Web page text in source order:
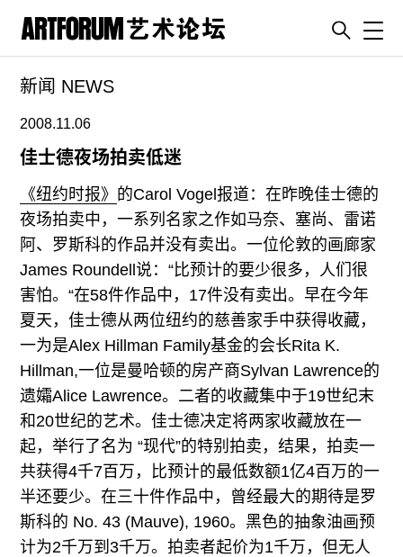
artguide
新闻
展评
杂志
专栏
视频
ENGLISH
ART & EDUCATION
广告
订阅
往期内容
联系我们
关注我们
新闻 NEWS
2008.11.06
佳士德夜场拍卖低迷
《纽约时报》 的Carol Vogel报道：在昨晚佳士德的
夜场拍卖中，一系列名家之作如马奈、塞尚、雷诺
阿、罗斯科的作品并没有卖出。一位伦敦的画廊家
James Roundell说：“比预计的要少很多，人们很
害怕。“在58件作品中，17件没有卖出。早在今年
夏天，佳士德从两位纽约的慈善家手中获得收藏，
一为是Alex Hillman Family基金的会长Rita K.
Hillman,一位是曼哈顿的房产商Sylvan Lawrence的
遗孀Alice Lawrence。二者的收藏集中于19世纪末
和20世纪的艺术。佳士德决定将两家收藏放在一
起，举行了名为 “现代”的特别拍卖，结果，拍卖一
共获得4千7百万，比预计的最低数额1亿4百万的一
半还要少。在三十件作品中，曾经最大的期待是罗
斯科的 No. 43 (Mauve), 1960。黑色的抽象油画预
计为2千万到3千万。拍卖者起价为1千万，但无人